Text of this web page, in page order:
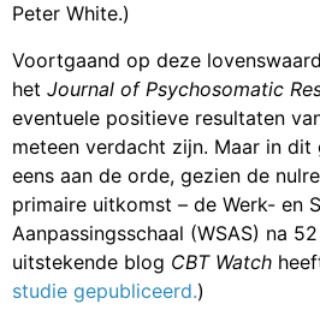
Peter White.)
Voortgaand op deze
het Journal of Psychosomatic
eventuele positieve resultaten
meteen verdacht zijn. Maar in
eens aan de orde, gezien de
primaire uitkomst – de Werk- en
Aanpassingsschaal (WSAS) na
uitstekende blog CBT Watch
studie gepubliceerd.)